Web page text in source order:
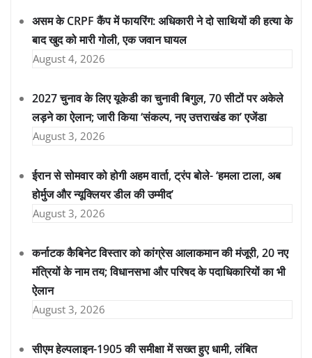
असम के CRPF कैंप में फायरिंग: अधिकारी ने दो साथियों की हत्या के
बाद खुद को मारी गोली, एक जवान घायल
August 4, 2026
2027 चुनाव के लिए यूकेडी का चुनावी बिगुल, 70 सीटों पर अकेले
लड़ने का ऐलान; जारी किया ‘संकल्प, नए उत्तराखंड का’ एजेंडा
August 3, 2026
ईरान से सोमवार को होगी अहम वार्ता, ट्रंप बोले- ‘हमला टाला, अब
होर्मुज और न्यूक्लियर डील की उम्मीद’
August 3, 2026
कर्नाटक कैबिनेट विस्तार को कांग्रेस आलाकमान की मंजूरी, 20 नए
मंत्रियों के नाम तय; विधानसभा और परिषद के पदाधिकारियों का भी
ऐलान
August 3, 2026
सीएम हेल्पलाइन-1905 की समीक्षा में सख्त हुए धामी, लंबित